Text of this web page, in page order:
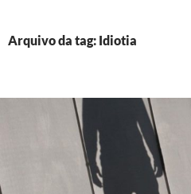
Arquivo da tag: Idiotia